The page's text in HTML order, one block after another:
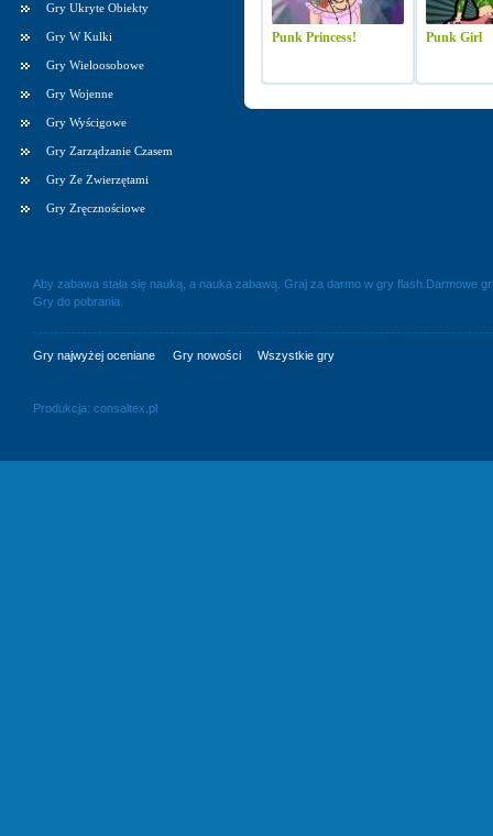
Gry Ukryte Obiekty
Gry W Kulki
Gry Wieloosobowe
Gry Wojenne
Gry Wyścigowe
Gry Zarządzanie Czasem
Gry Ze Zwierzętami
Gry Zręcznościowe
Punk Princess! Punk Girl
Aby zabawa stała się nauką, a nauka zabawą. Graj za darmo w gry
Gry do pobrania.
Gry najwyżej oceniane Gry nowości Wszystkie gry
Produkcja: consaltex.pl